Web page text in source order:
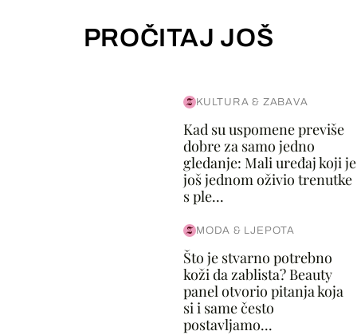
PROČITAJ JOŠ
KULTURA & ZABAVA
Kad su uspomene previše
dobre za samo jedno
gledanje: Mali uređaj koji je
još jednom oživio trenutke
s ple...
MODA & LJEPOTA
Što je stvarno potrebno
koži da zablista? Beauty
panel otvorio pitanja koja
si i same često
postavljamo...